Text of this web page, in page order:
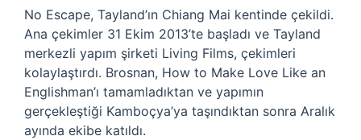
No Escape, Tayland’ın Chiang Mai kentinde çekildi.
Ana çekimler 31 Ekim 2013’te başladı ve Tayland
merkezli yapım şirketi Living Films, çekimleri
kolaylaştırdı. Brosnan, How to Make Love Like an
Englishman’ı tamamladıktan ve yapımın
gerçekleştiği Kamboçya’ya taşındıktan sonra Aralık
ayında ekibe katıldı.